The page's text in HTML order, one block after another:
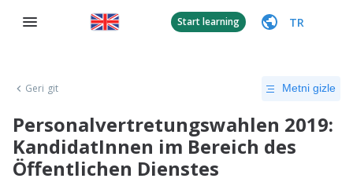
Start learning TR
Geri git Metni gizle
Personalvertretungswahlen 2019:
KandidatInnen im Bereich des
Öffentlichen Dienstes